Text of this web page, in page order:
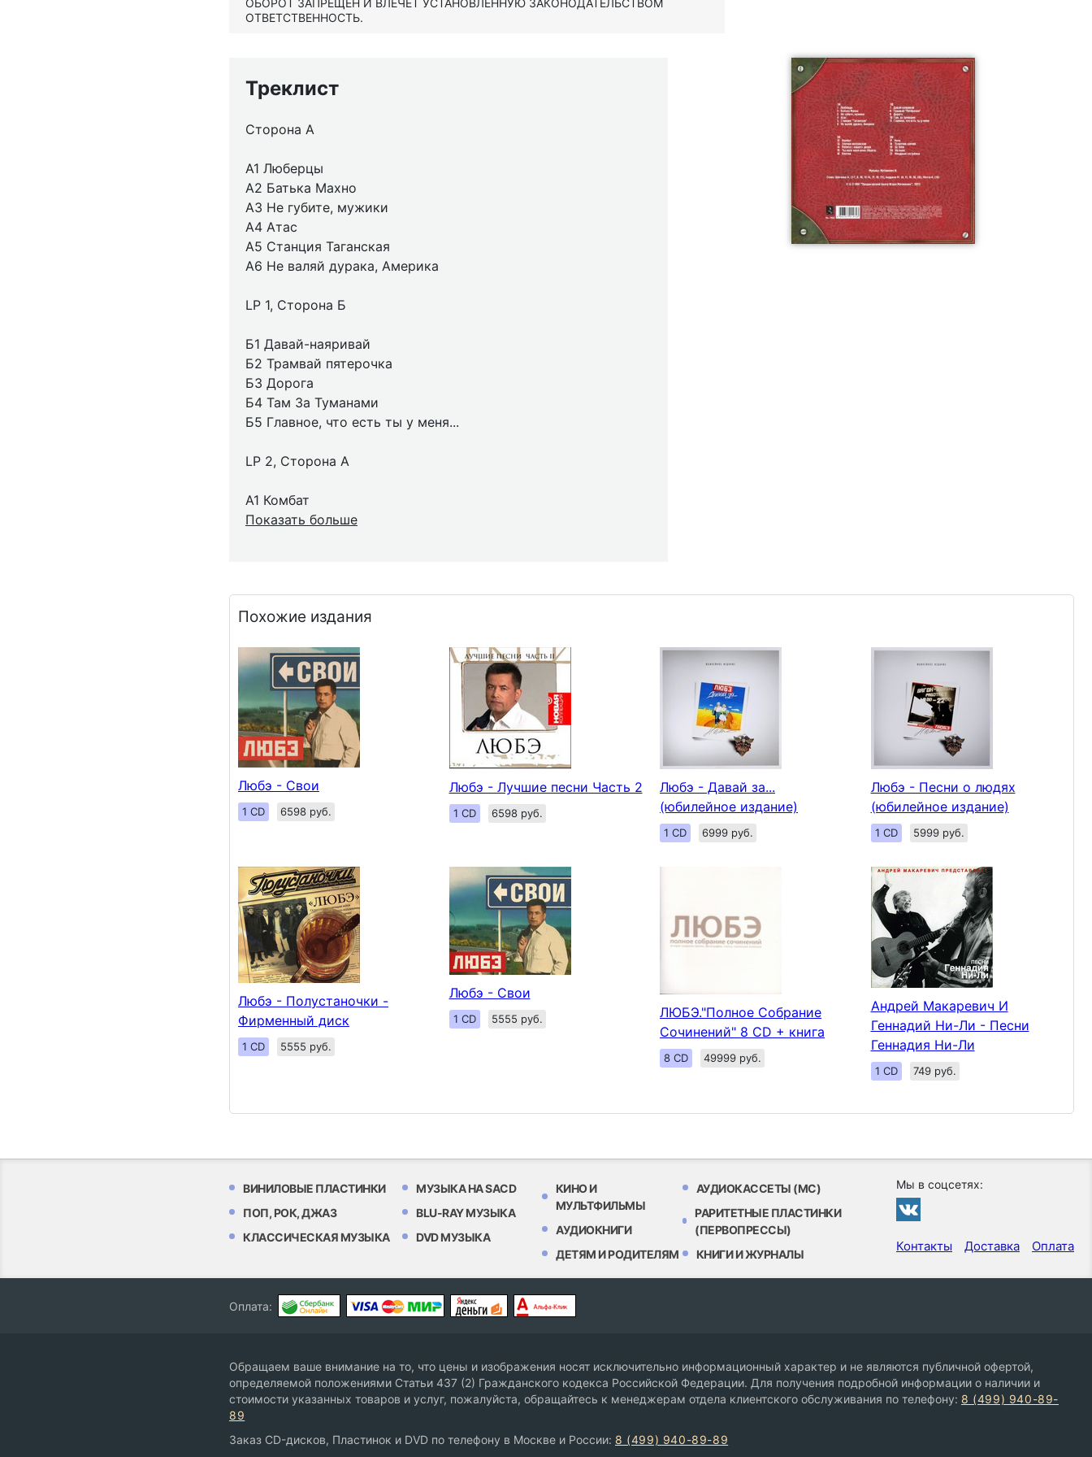
ОБОРОТ ЗАПРЕЩЕН И ВЛЕЧЕТ УСТАНОВЛЕННУЮ ЗАКОНОДАТЕЛЬСТВОМ
ОТВЕТСТВЕННОСТЬ.
Треклист
Сторона А
A1 Люберцы
A2 Батька Махно
A3 Не губите, мужики
A4 Атас
A5 Станция Таганская
A6 Не валяй дурака, Америка
LP 1, Сторона Б
Б1 Давай-наяривай
Б2 Трамвай пятерочка
Б3 Дорога
Б4 Там За Туманами
Б5 Главное, что есть ты у меня...
LP 2, Сторона А
А1 Комбат
Показать больше
Похожие издания
Любэ - Свои
1 CD 6598 руб.
Любэ - Лучшие песни Часть 2
1 CD 6598 руб.
Любэ - Давай за...
(юбилейное издание)
1 CD 6999 руб.
Любэ - Песни о людях
(юбилейное издание)
1 CD 5999 руб.
Любэ - Полустаночки -
Фирменный диск
1 CD 5555 руб.
Любэ - Свои
1 CD 5555 руб.
ЛЮБЭ."Полное Собрание
Сочинений" 8 CD + книга
8 CD 49999 руб.
Андрей Макаревич И
Геннадий Ни-Ли - Песни
Геннадия Ни-Ли
1 CD 749 руб.
ВИНИЛОВЫЕ ПЛАСТИНКИ
ПОП, РОК, ДЖАЗ
КЛАССИЧЕСКАЯ МУЗЫКА
МУЗЫКА НА SACD
BLU-RAY МУЗЫКА
DVD МУЗЫКА
КИНО И
МУЛЬТФИЛЬМЫ
АУДИОКНИГИ
ДЕТЯМ И РОДИТЕЛЯМ
АУДИОКАССЕТЫ (MC)
РАРИТЕТНЫЕ ПЛАСТИНКИ
(ПЕРВОПРЕССЫ)
КНИГИ И ЖУРНАЛЫ
Мы в соцсетях:
Контакты Доставка Оплата
Оплата:
Обращаем ваше внимание на то, что цены и изображения носят исключительно информационный характер и не являются публичной офертой,
определяемой положениями Статьи 437 (2) Гражданского кодекса Российской Федерации. Для получения подробной информации о наличии и
стоимости указанных товаров и услуг, пожалуйста, обращайтесь к менеджерам отдела клиентского обслуживания по телефону: 8 (499) 940-89-
89
Заказ CD-дисков, Пластинок и DVD по телефону в Москве и России: 8 (499) 940-89-89